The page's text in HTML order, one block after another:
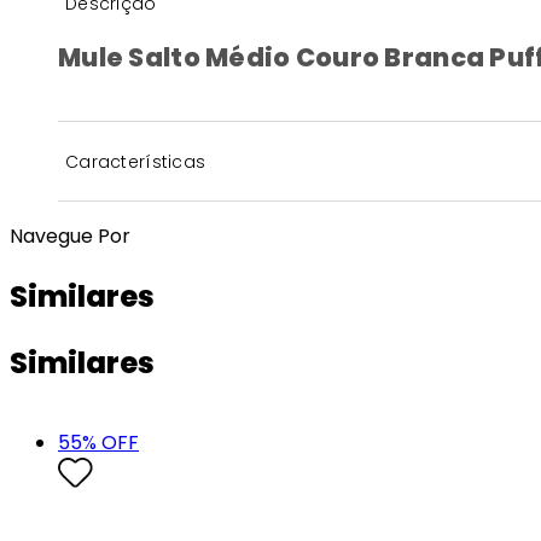
Mule Salto Médio Couro Branca
Características
Navegue Por
Similares
Similares
55% OFF